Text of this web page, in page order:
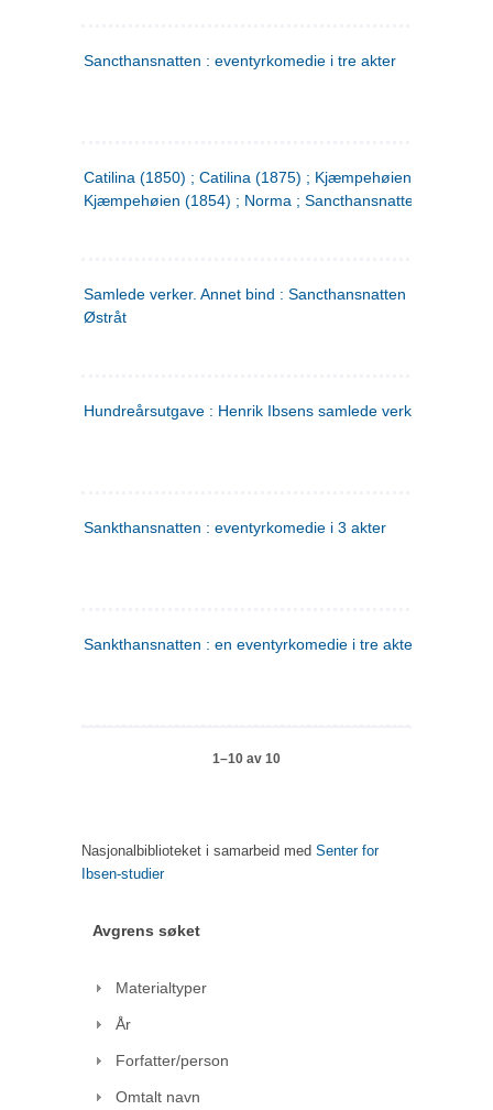
Sancthansnatten : eventyrkomedie i tre akter
Catilina (1850) ; Catilina (1875) ; Kjæmpehøien (1850) ;
Kjæmpehøien (1854) ; Norma ; Sancthansnatten
Samlede verker. Annet bind : Sancthansnatten ; Fru Inger
Østråt
Hundreårsutgave : Henrik Ibsens samlede verker. 2
Sankthansnatten : eventyrkomedie i 3 akter
Sankthansnatten : en eventyrkomedie i tre akter
1–10 av 10
Nasjonalbiblioteket i samarbeid med Senter for
Ibsen-studier
Avgrens søket
Materialtyper
År
Forfatter/person
Omtalt navn